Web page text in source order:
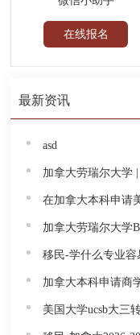
在线报名
最新资讯
asd
加拿大劳瑞尔大学
在加拿大本科申请
加拿大劳瑞尔大学
移民-学什么专业容
加拿大本科申请商
美国大学ucsb大三